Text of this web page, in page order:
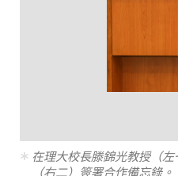
在理大校長滕錦光教授（
（右二）簽署合作備忘錄。